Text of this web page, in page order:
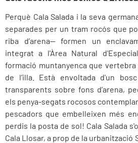
Perquè Cala Salada i la seva
separades per un tram rocós que
riba d’arena— formen un
integrat a l'Àrea Natural
formació muntanyenca que
de l’illa. Està envoltada d'un
transparents sobre fons d’arena,
els penya-segats rocosos
pescadors que embelleixen més
perdis la posta de sol! Cala Salada
Cala Llosar, a prop de la urbanització